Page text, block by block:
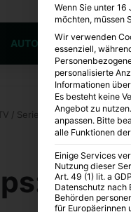
AUTO BÜCHER
/ Serien-Tipps: The Blacklist
The
Wenn Sie unter
möchten, müssen
Wir verwenden
essenziell,
personalisierte
Informationen
Es besteht keine
Angebot zu nutzen.
anpassen. Bitte
alle Funktionen
Einige Services
Nutzung dieser
Art. 49 (1) lit. a
Datenschutz nach
Behörden
für Europäerinnen